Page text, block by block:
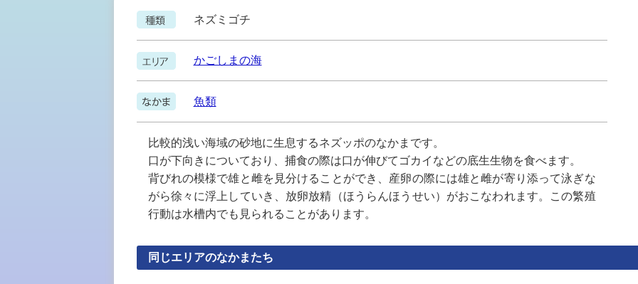
ネズミゴチ
かごしまの海
魚類
比較的浅い海域の砂地に生息するネズッポのなかまです。
口が下向きについており、捕食の際は口が伸びてゴカイなどの底生生物を食べます。
背びれの模様で雄と雌を見分けることができ、産卵の際には雄と雌が寄り添って泳ぎな
がら徐々に浮上していき、放卵放精（ほうらんほうせい）がおこなわれます。この繁殖
行動は水槽内でも見られることがあります。
同じエリアのなかまたち